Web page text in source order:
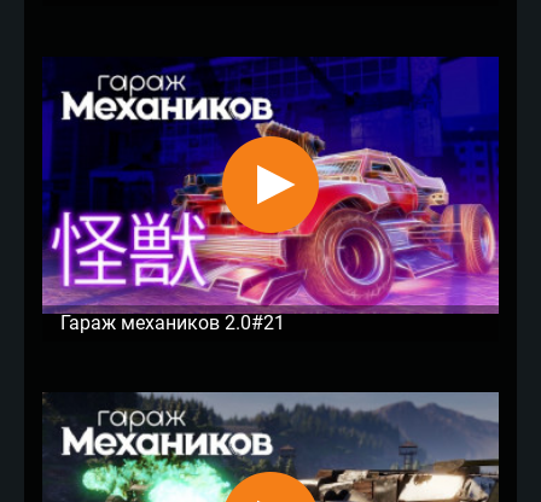
Гараж механиков 2.0#21